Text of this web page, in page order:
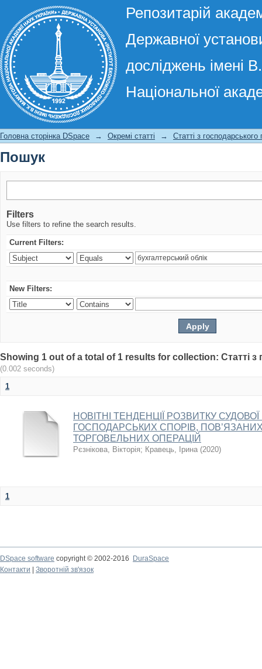
Репозитарій
Державної
досліджень імені
Національної
Пошук
Головна сторінка DSpace → Окремі статті → Статті з господарського
Пошук
Filters
Use filters to refine the search results.
Current Filters:
New Filters:
Showing 1 out of a total of 1 results for collection: Статті з
(0.002 seconds)
1
НОВІТНІ ТЕНДЕНЦІЇ РОЗВИТКУ
ГОСПОДАРСЬКИХ СПОРІВ,
ТОРГОВЕЛЬНИХ ОПЕРАЦІЙ
Рєзнікова, Вікторія; Кравець, Ірина (2020)
1
DSpace software copyright © 2002-2016
DuraSpace
Контакти
Зворотній зв'язок